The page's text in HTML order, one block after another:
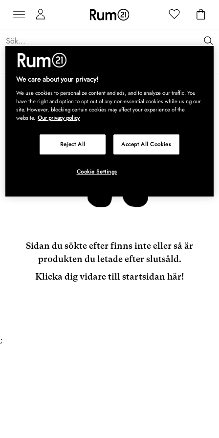
Få 15 % rabatt på Grythyttan Stålmöbler* →
Sidan du sökte efter finns inte eller så är
produkten du letade efter slutsåld.
Klicka dig vidare till startsidan här!
;
We care about your privacy!
We use cookies to personalize content and ads, and to analyze our traffic. You
have the right and option to opt out of any non-essential cookies while using our
site. However, blocking certain cookies may affect your experience of the
website. Our privacy policy
Reject All Accept All Cookies
Cookie Settings